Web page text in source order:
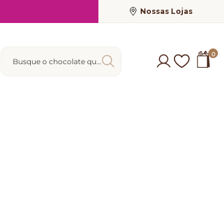
Nossas Lojas
Busque o chocolate que deseja 0